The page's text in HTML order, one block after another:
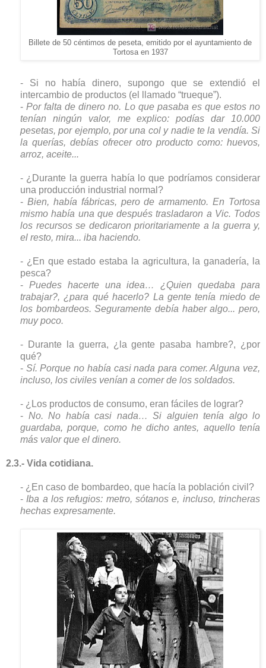
Billete de 50 céntimos de peseta, emitido por el ayuntamiento de
Tortosa en 1937
- Si no había dinero, supongo que se extendió el
intercambio de productos (el llamado “trueque”).
-Por falta de dinero no. Lo que pasaba es que estos no
tenían ningún valor, me explico: podías dar 10.000
pesetas, por ejemplo, por una col y nadie te la vendía. Si
la querías, debías ofrecer otro producto como: huevos,
arroz, aceite...
- ¿Durante la guerra había lo que podríamos considerar
una producción industrial normal?
- Bien, había fábricas, pero de armamento. En Tortosa
mismo había una que después trasladaron a Vic. Todos
los recursos se dedicaron prioritariamente a la guerra y,
el resto, mira... iba haciendo.
- ¿En que estado estaba la agricultura, la ganadería, la
pesca?
- Puedes hacerte una idea… ¿Quien quedaba para
trabajar?, ¿para qué hacerlo? La gente tenía miedo de
los bombardeos. Seguramente debía haber algo... pero,
muy poco.
- Durante la guerra, ¿la gente pasaba hambre?, ¿por
qué?
- Sí. Porque no había casi nada para comer. Alguna vez,
incluso, los civiles venían a comer de los soldados.
- ¿Los productos de consumo, eran fáciles de lograr?
- No. No había casi nada… Si alguien tenía algo lo
guardaba, porque, como he dicho antes, aquello tenía
más valor que el dinero.
2.3.- Vida cotidiana.
- ¿En caso de bombardeo, que hacía la población civil?
- Iba a los refugios: metro, sótanos e, incluso, trincheras
hechas expresamente.